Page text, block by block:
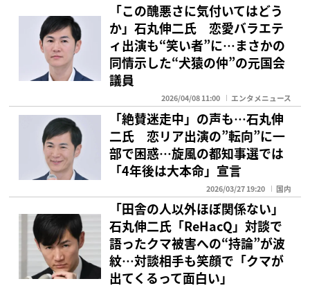
「この醜悪さに気付いてはどう
か」石丸伸二氏 恋愛バラエテ
ィ出演も“笑い者”に…まさかの
同情示した“犬猿の仲”の元国会
議員
2026/04/08 11:00 エンタメニュース
「絶賛迷走中」の声も…石丸伸
二氏 恋リア出演の”転向”に一
部で困惑…旋風の都知事選では
「4年後は大本命」宣言
2026/03/27 19:20 国内
「田舎の人以外ほぼ関係ない」
石丸伸二氏「ReHacQ」対談で
語ったクマ被害への“持論”が波
紋…対談相手も笑顔で「クマが
出てくるって面白い」